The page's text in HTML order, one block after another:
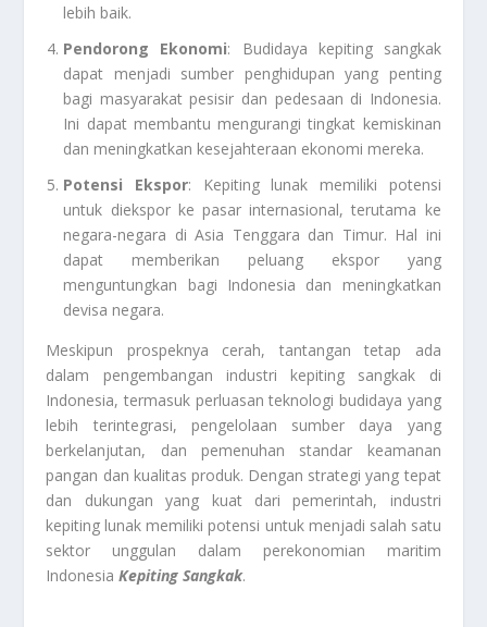
lebih baik.
Pendorong Ekonomi: Budidaya kepiting sangkak
dapat menjadi sumber penghidupan yang penting
bagi masyarakat pesisir dan pedesaan di Indonesia.
Ini dapat membantu mengurangi tingkat kemiskinan
dan meningkatkan kesejahteraan ekonomi mereka.
Potensi Ekspor: Kepiting lunak memiliki potensi
untuk diekspor ke pasar internasional, terutama ke
negara-negara di Asia Tenggara dan Timur. Hal ini
dapat memberikan peluang ekspor yang
menguntungkan bagi Indonesia dan meningkatkan
devisa negara.
Meskipun prospeknya cerah, tantangan tetap ada
dalam pengembangan industri kepiting sangkak di
Indonesia, termasuk perluasan teknologi budidaya yang
lebih terintegrasi, pengelolaan sumber daya yang
berkelanjutan, dan pemenuhan standar keamanan
pangan dan kualitas produk. Dengan strategi yang tepat
dan dukungan yang kuat dari pemerintah, industri
kepiting lunak memiliki potensi untuk menjadi salah satu
sektor unggulan dalam perekonomian maritim
IndonesiaKepiting Sangkak.